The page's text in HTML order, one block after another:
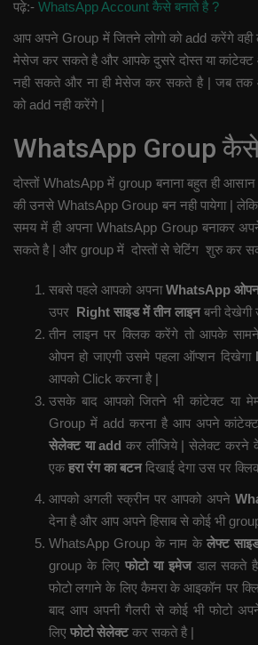
पढ़े:- WhatsApp Account कैसे बनाते है ?
आप अपने Group में जितने लोगो को add करेंगे
मेसेज कर सकते है और आपके दुसरे दोस्त या
नही सकते और ना ही मेसेज कर सकते है | जब तक
को add नही करेंगे |
WhatsApp Group कैसे
दोस्तों WhatsApp में group बनाना बहुत ही
की उनसे WhatsApp Group बन नही पायेगा |
समय में ही अपना WhatsApp Group बनाकर
सकते है | और group में दोस्तों से चेटिंग शुरु कर
सबसे पहले आपको अपनाWhatsApp
उपर Right साइड में तीन लाइनबनी देखेगी
तीन लाइन पर क्लिक करेंगे तो आपके
ओपन हो जाएगी उसमे पहला ऑप्शन दिखेगा
आपको Click करना है |
उसके बाद आपको जितने भी कांटेक्ट या
Group में add करना है आप अपने
सेलेक्ट या add कर लीजिये | सेलेक्ट करने
एकहरा रंग का बटनदिखाई देगा उस पर
आपको अगली स्क्रीन पर आपको अपने
देना है और आप अपने हिसाब से कोई भी
WhatsApp Group के नाम केलेफ्ट
group के लिए फोटो या इमेजडाल सकते है
फोटो लगाने के लिए कैमरा के आइकॉन पर
बाद आप अपनी गैलरी से कोई भी फोटो
लिए फोटो सेलेक्टकर सकते है |